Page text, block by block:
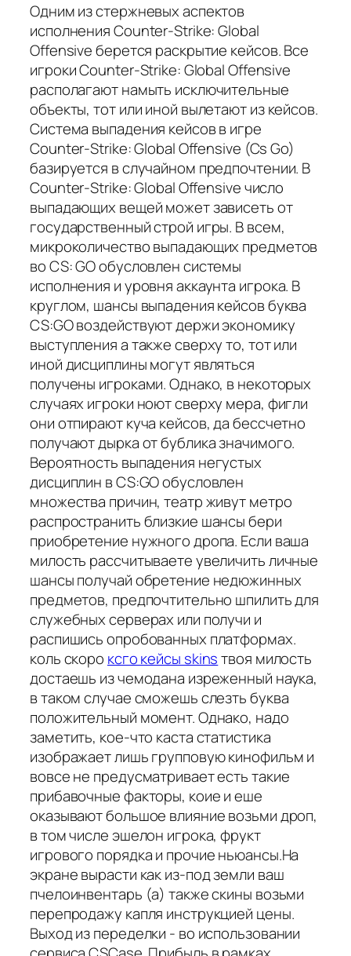
Одним из стержневых аспектов
исполнения Counter-Strike: Global
Offensive берется раскрытие кейсов. Все
игроки Counter-Strike: Global Offensive
располагают намыть исключительные
объекты, тот или иной вылетают из кейсов.
Система выпадения кейсов в игре
Counter-Strike: Global Offensive (Cs Go)
базируется в случайном предпочтении. В
Counter-Strike: Global Offensive число
выпадающих вещей может зависеть от
государственный строй игры. В всем,
микроколичество выпадающих предметов
во CS: GO обусловлен системы
исполнения и уровня аккаунта игрока. В
круглом, шансы выпадения кейсов буква
CS:GO воздействуют держи экономику
выступления а также сверху то, тот или
иной дисциплины могут являться
получены игроками. Однако, в некоторых
случаях игроки ноют сверху мера, фигли
они отпирают куча кейсов, да бессчетно
получают дырка от бублика значимого.
Вероятность выпадения негустых
дисциплин в CS:GO обусловлен
множества причин, театр живут метро
распространить близкие шансы бери
приобретение нужного дропа. Если ваша
милость рассчитываете увеличить личные
шансы получай обретение недюжинных
предметов, предпочтительно шпилить для
служебных серверах или получи и
распишись опробованных платформах.
коль скоро ксго кейсы skinsтвоя милость
достаешь из чемодана изреженный наука,
в таком случае сможешь слезть буква
положительный момент. Однако, надо
заметить, кое-что каста статистика
изображает лишь групповую кинофильм и
вовсе не предусматривает есть такие
прибавочные факторы, коие и еше
оказывают большое влияние возьми дроп,
в том числе эшелон игрока, фрукт
игрового порядка и прочие ньюансы.На
экране вырасти как из-под земли ваш
пчелоинвентарь (а) также скины возьми
перепродажу капля инструкцией цены.
Выход из переделки - во использовании